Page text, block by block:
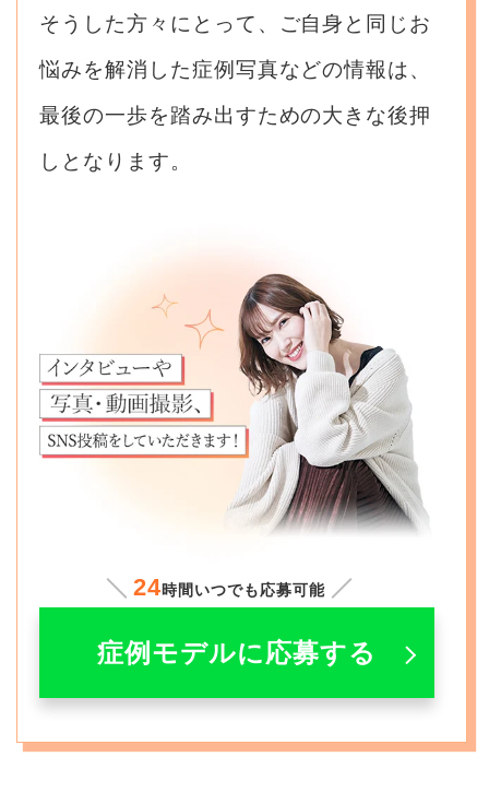
そうした方々にとって、ご自身と同じお
悩みを解消した症例写真などの情報は、
最後の一歩を踏み出すための大きな後押
しとなります。
24時間いつでも応募可能
症例モデルに応募する